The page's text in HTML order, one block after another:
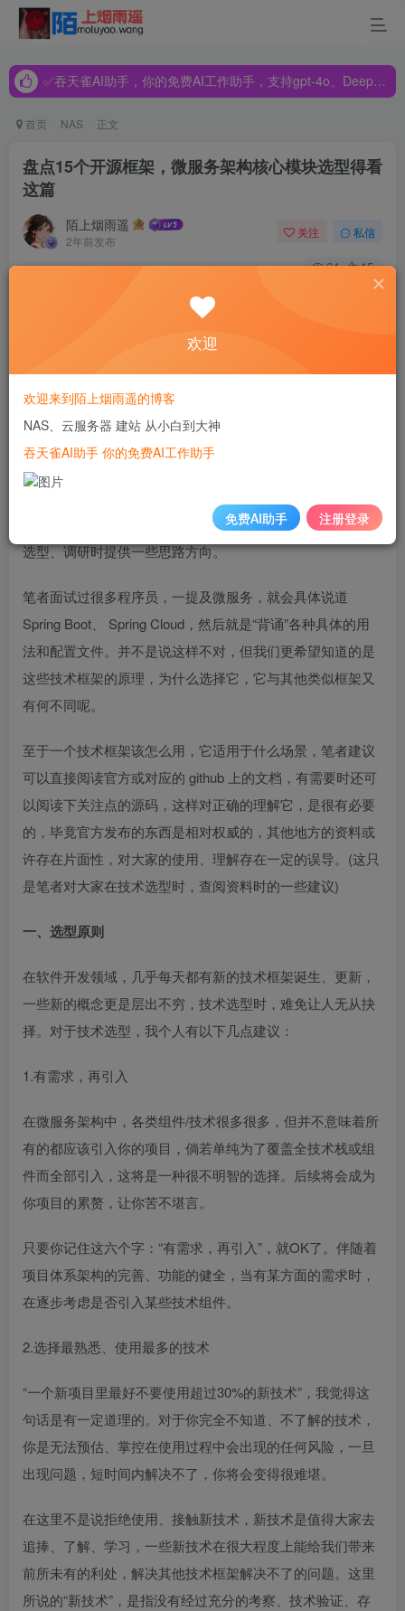
✅吞天雀AI助手，你的免费AI工作助手，支持gpt-4o、DeepSeek、Claude🔥🔥🔥🔥
✅吞天雀AI助手，你的免费AI工作助手，支持gpt-4o、DeepSeek、Claude🔥🔥🔥🔥
首页 NAS 正文
盘点15个开源框架，微服务架构核心模块选型得看
这篇
陌上烟雨遥
2年前发布
关注 私信
64 15
开发的产品，或者说为了将单体应用重
构为微服务架构时，将面临着众多技术框架的选择。大公司
往往会有专门的部门或团队来负责自主研发自己的框架，以
满足产品的需要，但是对于一般的中小型企业，选择合适的
开源框架就显得更接地气了。
则，一些常用的开源技术框架，希望能够为大家在进行技术
选型、调研时提供一些思路方向。
笔者面试过很多程序员，一提及微服务，就会具体说道
Spring Boot、 Spring Cloud，然后就是“背诵”各种具体的用
法和配置文件。并不是说这样不对，但我们更希望知道的是
这些技术框架的原理，为什么选择它，它与其他类似框架又
有何不同呢。
至于一个技术框架该怎么用，它适用于什么场景，笔者建议
可以直接阅读官方或对应的 github 上的文档，有需要时还可
以阅读下关注点的源码，这样对正确的理解它，是很有必要
的，毕竟官方发布的东西是相对权威的，其他地方的资料或
许存在片面性，对大家的使用、理解存在一定的误导。(这只
是笔者对大家在技术选型时，查阅资料时的一些建议)
一、选型原则
在软件开发领域，几乎每天都有新的技术框架诞生、更新，
一些新的概念更是层出不穷，技术选型时，难免让人无从抉
择。对于技术选型，我个人有以下几点建议：
1.有需求，再引入
在微服务架构中，各类组件/技术很多很多，但并不意味着所
有的都应该引入你的项目，倘若单纯为了覆盖全技术栈或组
件而全部引入，这将是一种很不明智的选择。后续将会成为
你项目的累赘，让你苦不堪言。
只要你记住这六个字：“有需求，再引入”，就OK了。伴随着
项目体系架构的完善、功能的健全，当有某方面的需求时，
在逐步考虑是否引入某些技术组件。
2.选择最熟悉、使用最多的技术
“一个新项目里最好不要使用超过30%的新技术”，我觉得这
句话是有一定道理的。对于你完全不知道、不了解的技术，
你是无法预估、掌控在使用过程中会出现的任何风险，一旦
出现问题，短时间内解决不了，你将会变得很难堪。
在这里不是说拒绝使用、接触新技术，新技术是值得大家去
追捧、了解、学习，一些新技术在很大程度上能给我们带来
前所未有的利处，解决其他技术框架解决不了的问题。这里
所说的“新技术”，是指没有经过充分的考察、技术验证、存
欢迎
欢迎来到陌上烟雨遥的博客
NAS、云服务器 建站 从小白到大神
吞天雀AI助手 你的免费AI工作助手
免费AI助手 注册登录